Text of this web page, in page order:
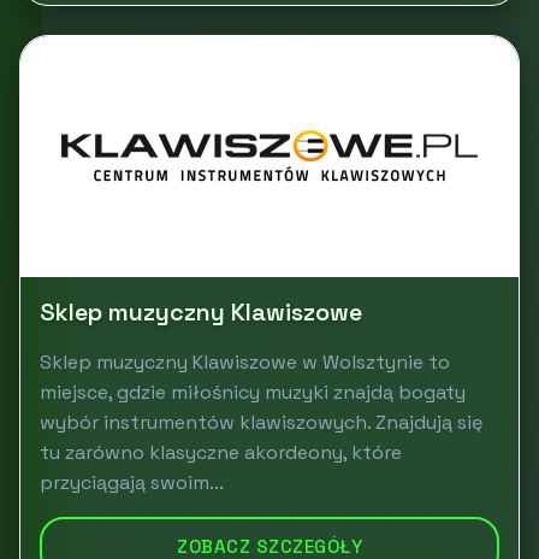
Sklep muzyczny Klawiszowe
Sklep muzyczny Klawiszowe w Wolsztynie to
miejsce, gdzie miłośnicy muzyki znajdą bogaty
wybór instrumentów klawiszowych. Znajdują się
tu zarówno klasyczne akordeony, które
przyciągają swoim...
ZOBACZ SZCZEGÓŁY